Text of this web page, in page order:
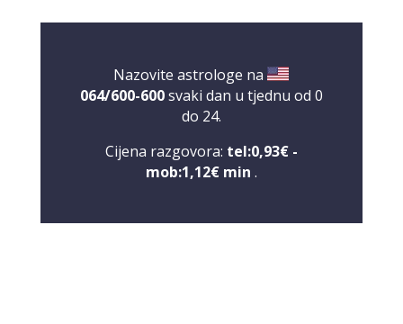
Nazovite astrologe na
064/600-600svaki dan u tjednu od 0
do 24.
Cijena razgovora: tel:0,93€ -
mob:1,12€ min .